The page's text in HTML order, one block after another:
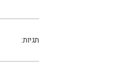
תגיות: